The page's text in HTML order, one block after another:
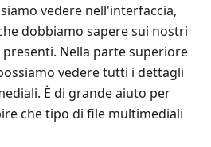
vedere nell'interfaccia,
dobbiamo sapere sui nostri
Nella parte superiore
vedere tutti i dettagli
È di grande aiuto per
che tipo di file multimediali